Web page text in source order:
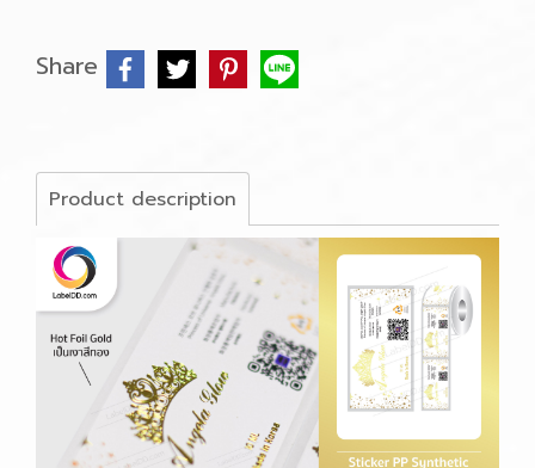
Share
Product description